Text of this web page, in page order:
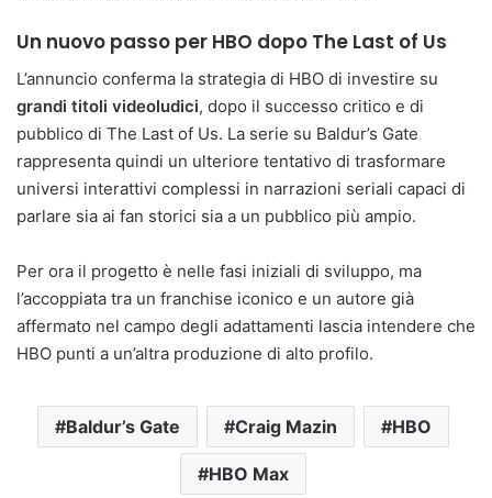
Un nuovo passo per HBO dopo The Last of Us
L’annuncio conferma la strategia di HBO di investire su
grandi titoli videoludici, dopo il successo critico e di
pubblico di The Last of Us. La serie su Baldur’s Gate
rappresenta quindi un ulteriore tentativo di trasformare
universi interattivi complessi in narrazioni seriali capaci di
parlare sia ai fan storici sia a un pubblico più ampio.
Per ora il progetto è nelle fasi iniziali di sviluppo, ma
l’accoppiata tra un franchise iconico e un autore già
affermato nel campo degli adattamenti lascia intendere che
HBO punti a un’altra produzione di alto profilo.
Baldur’s Gate Craig Mazin HBO
HBO Max